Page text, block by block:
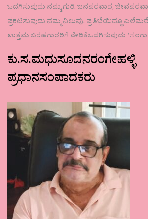
ಒದಗಿಸುವುದು ನಮ್ಮ ಗುರಿ. ಜನಪರವಾದ,
ಪ್ರಕಟಿಸುವುದು ನಮ್ಮ ನಿಲುವು. ಪ್ರತಿಭೆಯಿದ್ದೂ
ಉತ್ತಮ ಬರಹಗಾರರಿಗೆ ವೇದಿಕೆಒದಗಿಸುವುದು
ಕು.ಸ.ಮಧುಸೂದನರಂಗೇಹಳ್ಳಿ
ಪ್ರಧಾನಸಂಪಾದಕರು